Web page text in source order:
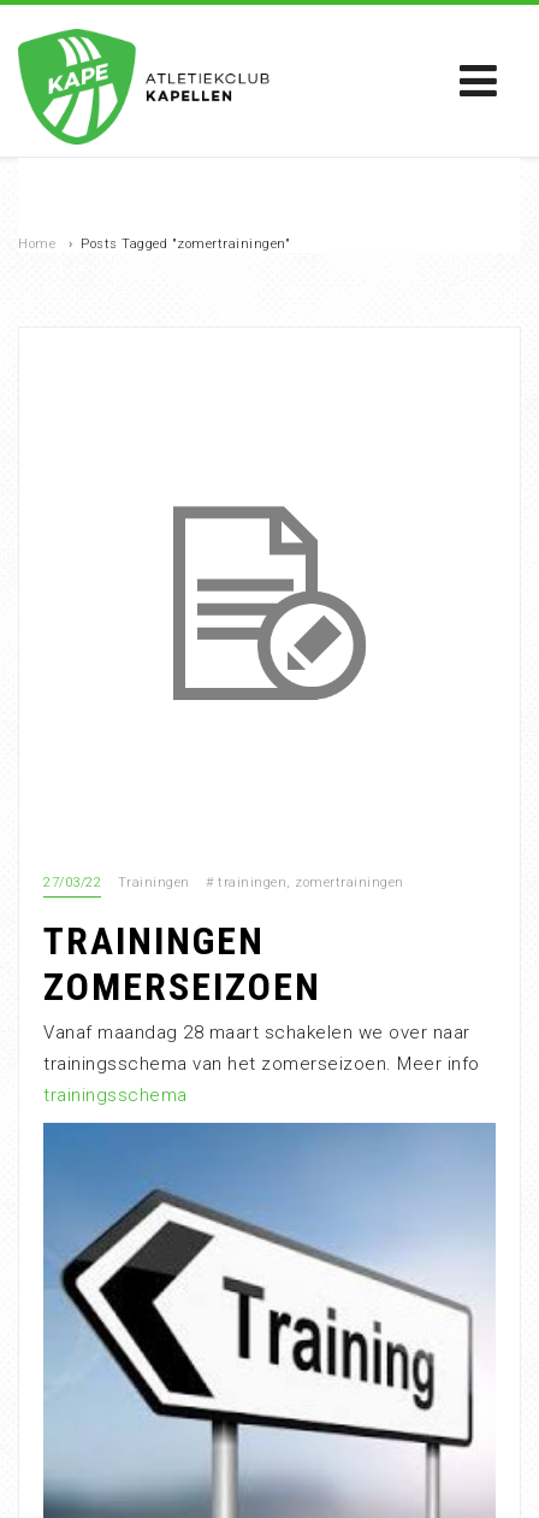
Home › Posts Tagged "zomertrainingen"
27/03/22 Trainingen # trainingen, zomertrainingen
TRAININGEN
ZOMERSEIZOEN
Vanaf maandag 28 maart schakelen we over naar
trainingsschema van het zomerseizoen. Meer info
trainingsschema